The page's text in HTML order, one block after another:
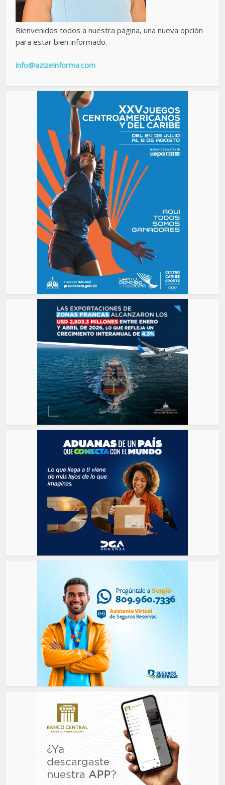
Bienvenidos todos a nuestra página, una nueva opción
para estar bien informado.
info@azizeinforma.com